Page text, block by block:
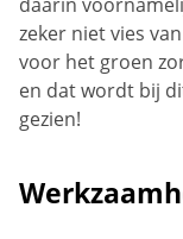
zeker niet vies
voor het groen
en dat wordt bij
gezien!